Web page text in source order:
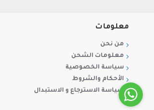
معلومات
من نحن
معلومات الشحن
سياسة الخصوصية
الأحكام والشروط
سياسة الاسترجاع و الاستبدال